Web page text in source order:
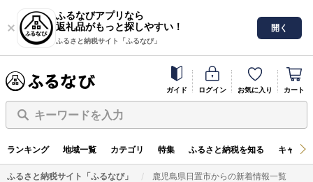
ふるなびアプリなら
返礼品がもっと探しやすい！
ふるさと納税サイト「ふるなび」
開く
ガイド ログイン お気に入り カート
キーワードを入力
ランキング 地域一覧 カテゴリ 特集 ふるさと納税を知る キャン
ふるさと納税サイト「ふるなび」 鹿児島県日置市からの新着情報一覧